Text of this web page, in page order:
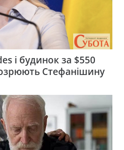
і будинок за $550
Стефанішину